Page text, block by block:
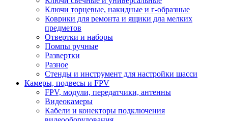
Ключи торцевые, накидные и г-образные
Коврики для ремонта и ящики дла мелких
предметов
Отвертки и наборы
Помпы ручные
Развертки
Разное
Стенды и инструмент для настройки шасси
Камеры, подвесы и FPV
FPV, модули, передатчики, антенны
Видеокамеры
Кабели и конекторы подключения